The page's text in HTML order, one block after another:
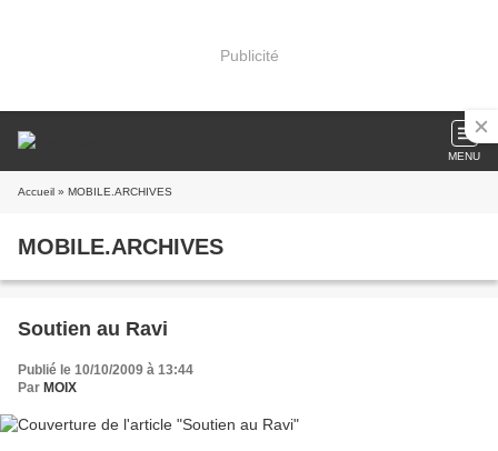
Publicité
MENU
Accueil » MOBILE.ARCHIVES
MOBILE.ARCHIVES
Soutien au Ravi
Publié le 10/10/2009 à 13:44
Par MOIX